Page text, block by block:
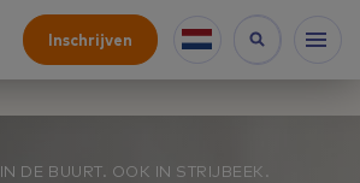
Inschrijven
DE BUURT. OOK IN STRIJBEEK.